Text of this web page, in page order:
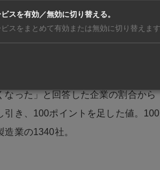
ギー価格や生産コストに影響を与え
97.4となり、前月から1.5ポイント
などに期待が高まり、6カ月連続の
なった」と回答した企業の割合か
引き、100ポイントを足した値。
業の1340社。
スを有効／無効に切り替える。
ビスをまとめて有効または無効に切り替えます